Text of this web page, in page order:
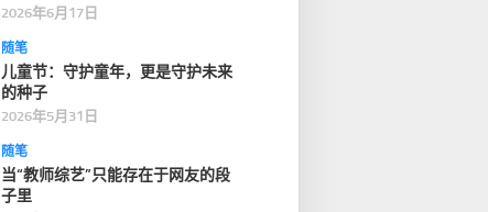
2026年6月17日
随笔
儿童节：守护童年，更是守护未来
的种子
2026年5月31日
随笔
当“教师综艺”只能存在于网友的段
子里